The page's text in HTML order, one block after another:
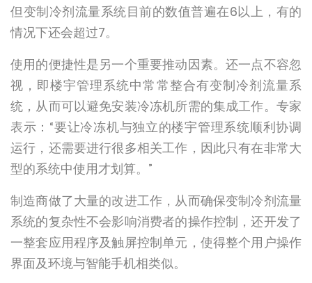
但变制冷剂流量系统目前的数值普遍在6以上，有的
情况下还会超过7。
使用的便捷性是另一个重要推动因素。还一点不容忽
视，即楼宇管理系统中常常整合有变制冷剂流量系
统，从而可以避免安装冷冻机所需的集成工作。专家
表示：“要让冷冻机与独立的楼宇管理系统顺利协调
运行，还需要进行很多相关工作，因此只有在非常大
型的系统中使用才划算。”
制造商做了大量的改进工作，从而确保变制冷剂流量
系统的复杂性不会影响消费者的操作控制，还开发了
一整套应用程序及触屏控制单元，使得整个用户操作
界面及环境与智能手机相类似。